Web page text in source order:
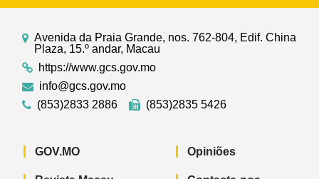
Avenida da Praia Grande, nos. 762-804, Edif. China
Plaza, 15.º andar, Macau
https://www.gcs.gov.mo
info@gcs.gov.mo
(853)2833 2886
(853)2835 5426
GOV.MO Opiniões